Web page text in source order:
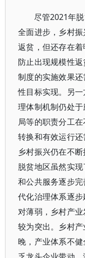
尽管2021年
全面进步，乡村
返贫，但还存在
防止出现规模性
制度的实施效果
性目标实现。另
理体制机制仍处
局等的职责分工
转换和有效运行
乡村振兴仍在不
脱贫地区虽然实
和公共服务逐步
代化治理体系逐
对薄弱，乡村产
较为突出。乡村
晚，产业体系不